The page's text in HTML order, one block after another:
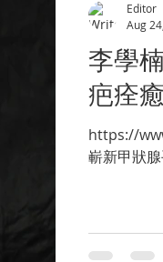
李學
疤痊
https://
嶄新甲狀
Editor
Aug